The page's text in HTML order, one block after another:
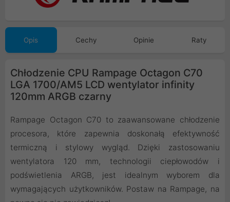
Opis Cechy Opinie Raty
Chłodzenie CPU Rampage Octagon C70
LGA 1700/AM5 LCD wentylator infinity
120mm ARGB czarny
Rampage Octagon C70 to zaawansowane chłodzenie
procesora, które zapewnia doskonałą efektywność
termiczną i stylowy wygląd. Dzięki zastosowaniu
wentylatora 120 mm, technologii ciepłowodów i
podświetlenia ARGB, jest idealnym wyborem dla
wymagających użytkowników. Postaw na Rampage, na